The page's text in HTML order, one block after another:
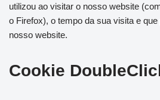
utilizou ao visitar o nosso website
o Firefox), o tempo da sua visita e
nosso website.
Cookie